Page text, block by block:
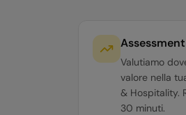
Valutiamo
valore nella
& Hospitality.
30 minuti.